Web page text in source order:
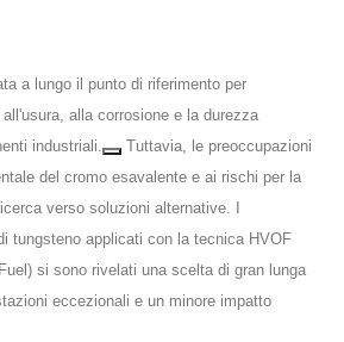
a lungo il punto di riferimento per
alla corrosione e la durezza
industriali.
Tuttavia, le preoccupazioni
del cromo esavalente e ai rischi per la
verso soluzioni alternative. I
tungsteno applicati con la tecnica HVOF
si sono rivelati una scelta di gran lunga
eccezionali e un minore impatto